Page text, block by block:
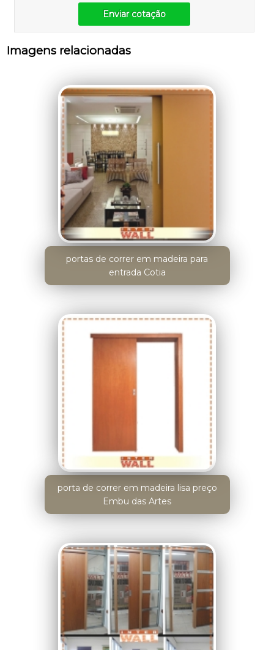
Enviar cotação
Imagens relacionadas
portas de correr em madeira para
entrada Cotia
porta de correr em madeira lisa preço
Embu das Artes